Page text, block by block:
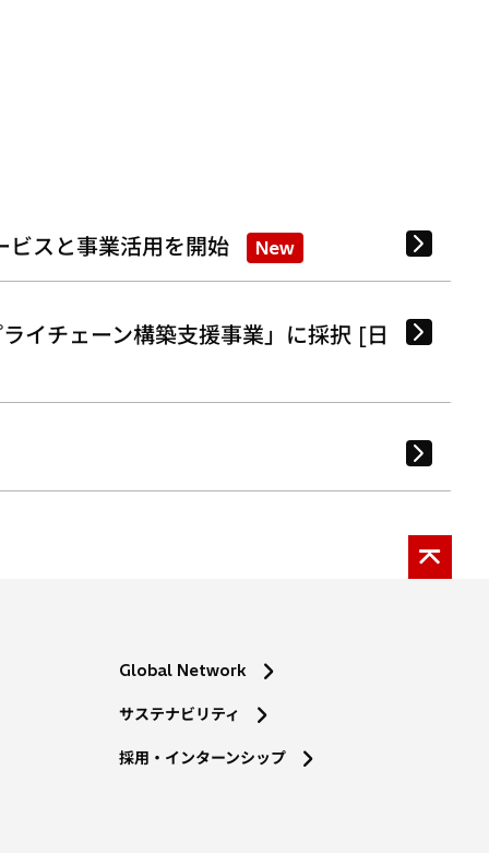
ビスと事業活用を開始 New
イチェーン構築支援事業」に採択 [日
Global Network
サステナビリティ
採用・インターンシップ